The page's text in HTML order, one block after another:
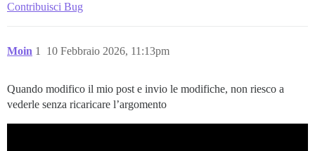
Contribuisci Bug
Moin 10 Febbraio 2026, 11:13pm
1
Quando modifico il mio post e invio le modifiche, non riesco a
vederle senza ricaricare l’argomento